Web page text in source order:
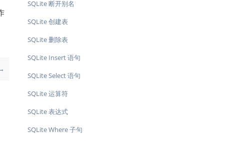
SQLite 断开别名
SQLite 创建表
SQLite 删除表
SQLite Insert 语句
SQLite Select 语句
SQLite 运算符
SQLite 表达式
SQLite Where 子句